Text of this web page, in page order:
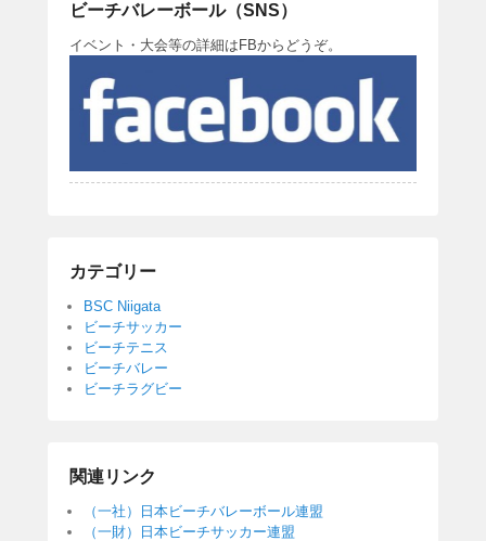
o
o
k
ビーチバレーボール（SNS）
イベント・大会等の詳細はFBからどうぞ。
カテゴリー
BSC Niigata
ビーチサッカー
ビーチテニス
ビーチバレー
ビーチラグビー
関連リンク
（一社）日本ビーチバレーボール連盟
（一財）日本ビーチサッカー連盟